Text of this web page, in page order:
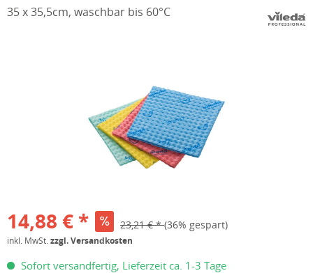
35 x 35,5cm, waschbar bis 60°C
14,88 € * 23,21 € *(36% gespart)
inkl. MwSt.zzgl. Versandkosten
Sofort versandfertig, Lieferzeit ca. 1-3 Tage